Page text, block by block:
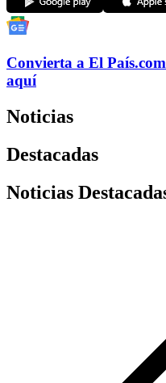
Convierta a El País
aquí
Noticias
Destacadas
Noticias